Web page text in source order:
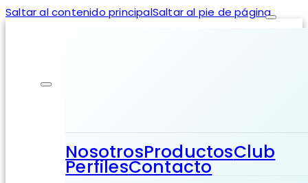
Saltar al contenido principalSaltar al pie de página
NosotrosProductosClub
PerfilesContacto